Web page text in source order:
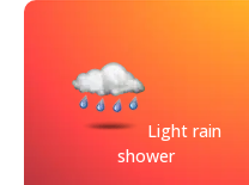
Light rain
shower